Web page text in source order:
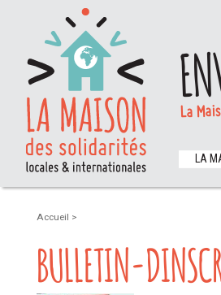
La
LA
Accueil >
BULLETIN-